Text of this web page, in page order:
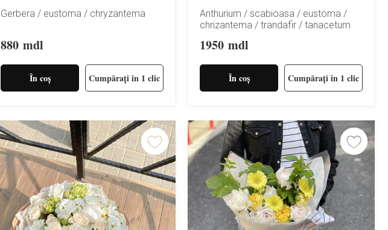
Gerbera / eustoma / chryzantema
880 mdl
În coș Cumpărați în 1 clic
Anthurium / scabioasa / eustoma /
chrizantema / trandafir / tanacetum
1950 mdl
În coș Cumpărați în 1 clic